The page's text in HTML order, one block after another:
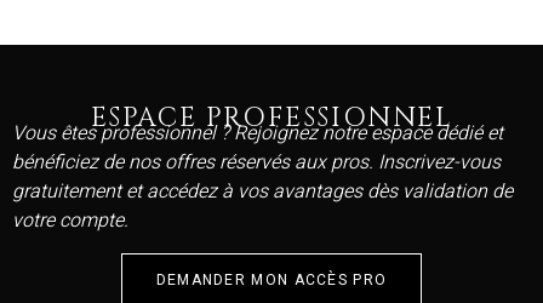
ESPACE PROFESSIONNEL
Vous êtes professionnel ? Rejoignez notre espace dédié et
bénéficiez de nos offres réservés aux pros. Inscrivez-vous
gratuitement et accédez à vos avantages dès validation de
votre compte.
DEMANDER MON ACCÈS PRO